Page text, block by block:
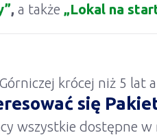
, a także „Lokal na
krócej niż 5 lat
się
wszystkie dostępne